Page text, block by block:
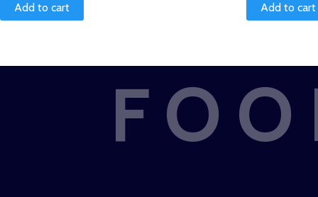
Add to cart Add to cart